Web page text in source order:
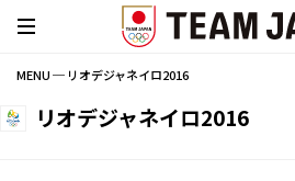
MENU ─ リオデジャネイロ2016
リオデジャネイロ2016